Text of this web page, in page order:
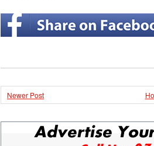
Newer Post